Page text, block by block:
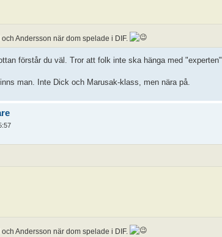
Andersson när dom spelade i DIF.
förstår du väl. Tror att folk inte ska hänga med "experten"
man. Inte Dick och Marusak-klass, men nära på.
Andersson när dom spelade i DIF.